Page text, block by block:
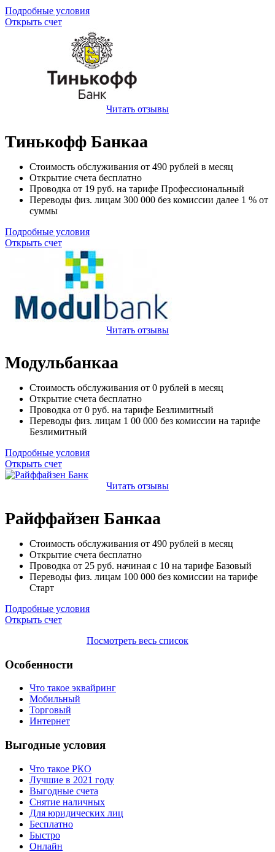
Подробные условия
Открыть счет
Читать отзывы
Тинькофф Банкаа
Стоимость обслуживания от 490 рублей в месяц
Открытие счета бесплатно
Проводка от 19 руб. на тарифе Профессиональный
Переводы физ. лицам 300 000 без комиссии далее 1 % от
суммы
Подробные условия
Открыть счет
Читать отзывы
Модульбанкаа
Стоимость обслуживания от 0 рублей в месяц
Открытие счета бесплатно
Проводка от 0 руб. на тарифе Безлимитный
Переводы физ. лицам 1 00 000 без комиссии на тарифе
Безлимитный
Подробные условия
Открыть счет
Читать отзывы
Райффайзен Банкаа
Стоимость обслуживания от 490 рублей в месяц
Открытие счета бесплатно
Проводка от 25 руб. начиная с 10 на тарифе Базовый
Переводы физ. лицам 100 000 без комиссии на тарифе
Старт
Подробные условия
Открыть счет
Посмотреть весь список
Особенности
Что такое эквайринг
Мобильный
Торговый
Интернет
Выгодные условия
Что такое РКО
Лучшие в 2021 году
Выгодные счета
Снятие наличных
Для юридических лиц
Бесплатно
Быстро
Онлайн